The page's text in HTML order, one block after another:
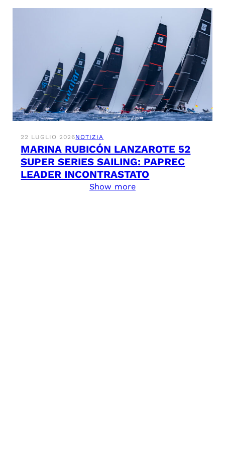
22 LUGLIO 2026NOTIZIA
MARINA RUBICÓN LANZAROTE 52
SUPER SERIES SAILING: PAPREC
LEADER INCONTRASTATO
Show more